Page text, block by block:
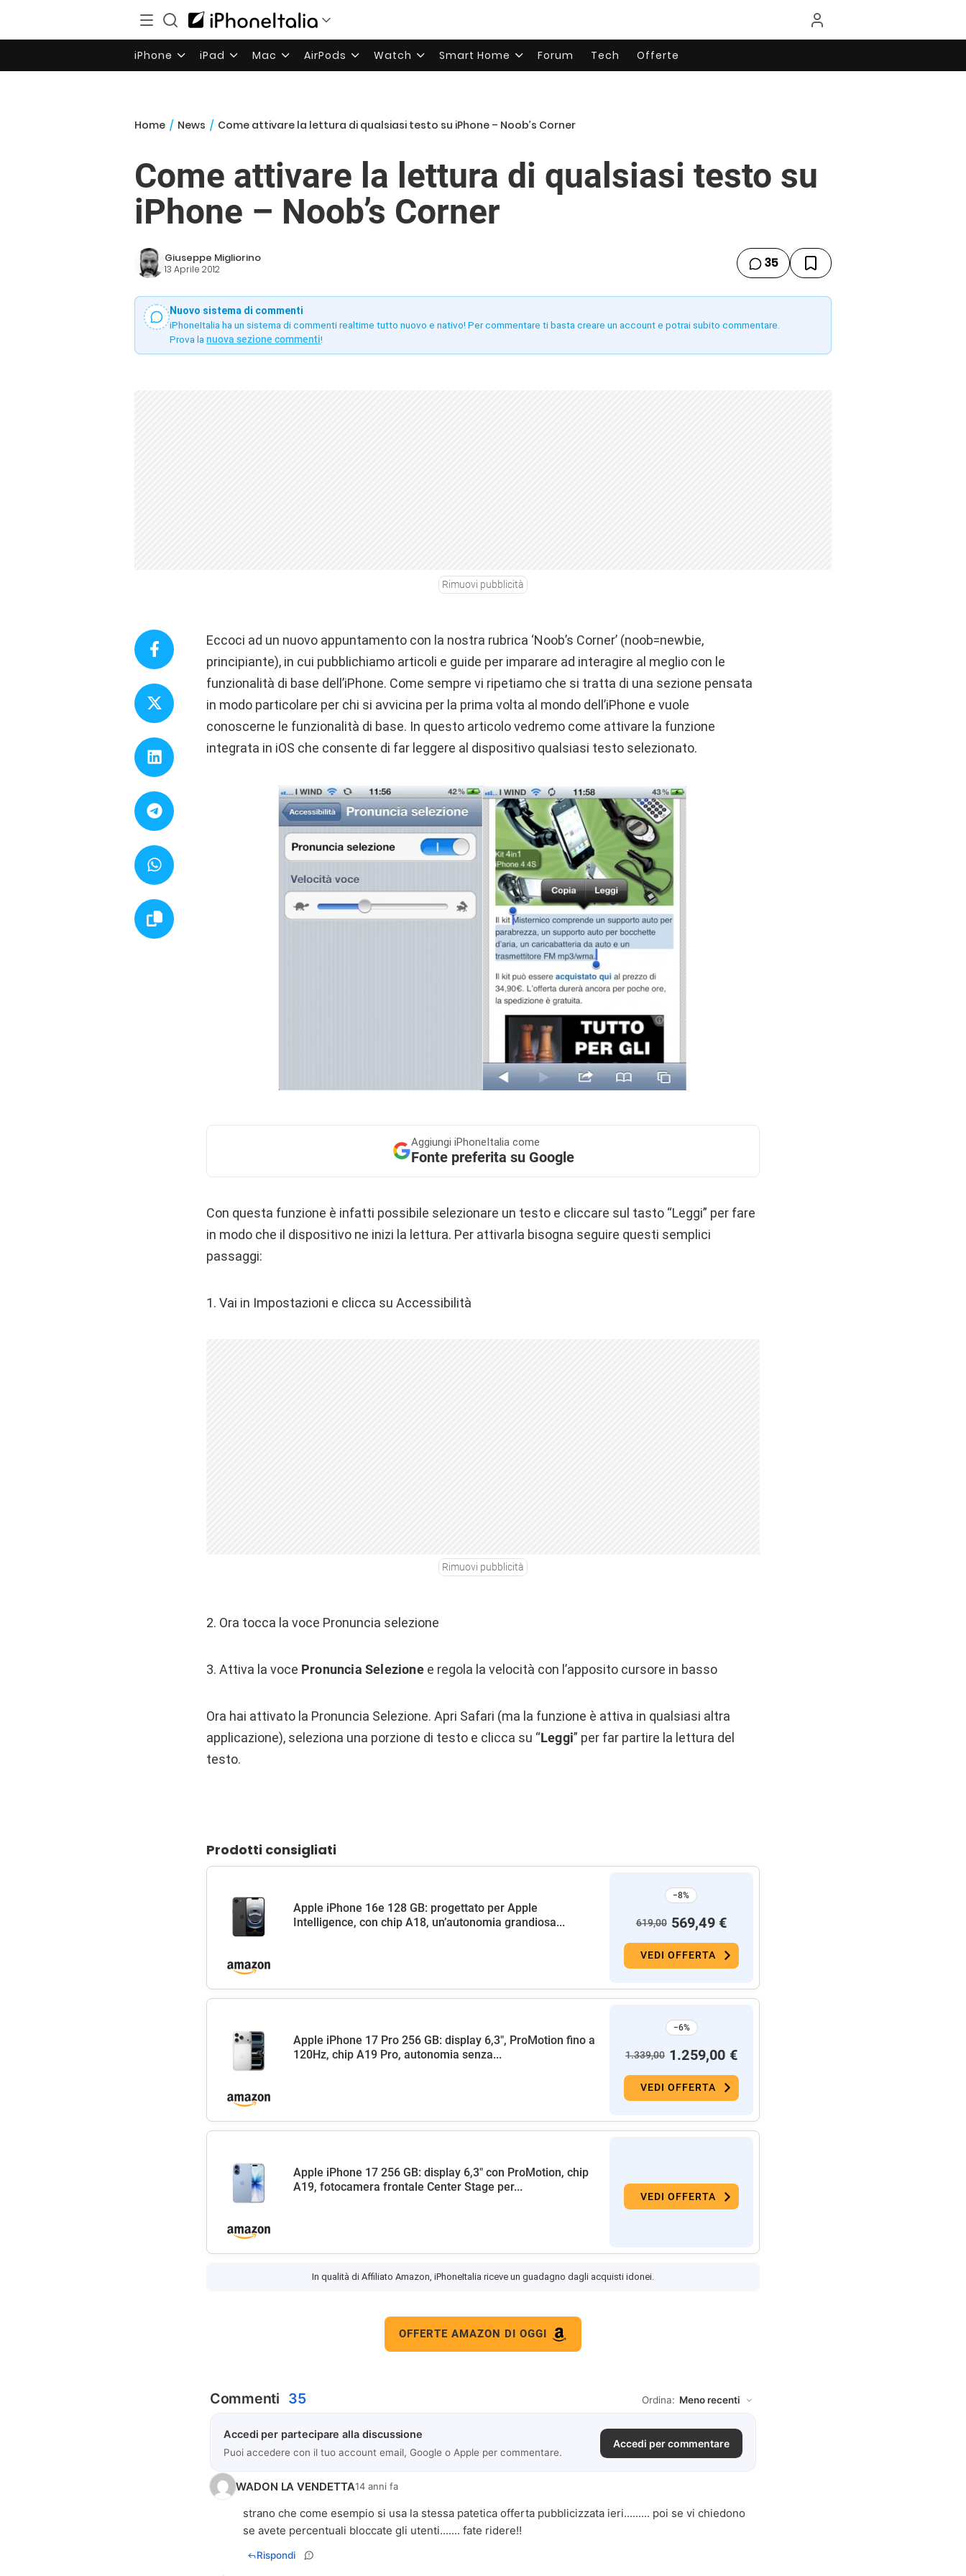
iPhone iPad Mac AirPods Watch Smart Home Forum Tech Offerte
Home / News / Come attivare la lettura di qualsiasi testo su iPhone – Noob’s Corner
Come attivare la lettura di qualsiasi testo su
iPhone – Noob’s Corner
Giuseppe Migliorino
13 Aprile 2012 35
Nuovo sistema di commenti
iPhoneItalia ha un sistema di commenti realtime tutto nuovo e nativo! Per commentare ti basta creare un account e potrai subito commentare.
Prova la nuova sezione commenti!
Rimuovi pubblicità
Eccoci ad un nuovo appuntamento con la nostra rubrica ‘Noob’s Corner’ (noob=newbie,
principiante), in cui pubblichiamo articoli e guide per imparare ad interagire al meglio con le
funzionalità di base dell’iPhone. Come sempre vi ripetiamo che si tratta di una sezione pensata
in modo particolare per chi si avvicina per la prima volta al mondo dell’iPhone e vuole
conoscerne le funzionalità di base. In questo articolo vedremo come attivare la funzione
integrata in iOS che consente di far leggere al dispositivo qualsiasi testo selezionato.
Aggiungi iPhoneItalia come
Fonte preferita su Google
Con questa funzione è infatti possibile selezionare un testo e cliccare sul tasto “Leggi” per fare
in modo che il dispositivo ne inizi la lettura. Per attivarla bisogna seguire questi semplici
passaggi:
1. Vai in Impostazioni e clicca su Accessibilità
Rimuovi pubblicità
2. Ora tocca la voce Pronuncia selezione
3. Attiva la voce Pronuncia Selezionee regola la velocità con l’apposito cursore in basso
Ora hai attivato la Pronuncia Selezione. Apri Safari (ma la funzione è attiva in qualsiasi altra
applicazione), seleziona una porzione di testo e clicca su “Leggi” per far partire la lettura del
testo.
Prodotti consigliati
Apple iPhone 16e 128 GB: progettato per Apple
Intelligence, con chip A18, un’autonomia grandiosa...
−8%
619,00 569,49 €
VEDI OFFERTA
Apple iPhone 17 Pro 256 GB: display 6,3", ProMotion fino a
120Hz, chip A19 Pro, autonomia senza...
−6%
1.339,00 1.259,00 €
VEDI OFFERTA
Apple iPhone 17 256 GB: display 6,3" con ProMotion, chip
A19, fotocamera frontale Center Stage per...
VEDI OFFERTA
In qualità di Affiliato Amazon, iPhoneItalia riceve un guadagno dagli acquisti idonei.
OFFERTE AMAZON DI OGGI
Commenti 35 Ordina:
Accedi per partecipare alla discussione
Puoi accedere con il tuo account email, Google o Apple per commentare.
Accedi per commentare
WADON LA VENDETTA14 anni fa
strano che come esempio si usa la stessa patetica offerta pubblicizzata ieri......... poi se vi chiedono
se avete percentuali bloccate gli utenti....... fate ridere!!
Rispondi